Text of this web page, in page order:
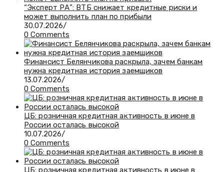
“Эксперт РА”: ВТБ снижает кредитные риски и
может выполнить план по прибыли
30.07.2026/
0 Comments
Финансист Белянчикова раскрыла, зачем банкам
нужна кредитная история заемщиков
13.07.2026/
0 Comments
ЦБ: розничная кредитная активность в июне в
России осталась высокой
10.07.2026/
0 Comments
ЦБ: розничная кредитная активность в июне в